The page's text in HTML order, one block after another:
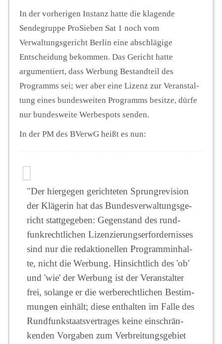
In der vorherigen Instanz hatte die klagende
Sendegruppe ProSieben Sat 1 noch vom
Verwaltungsgericht Berlin eine abschlägige
Entscheidung bekommen. Das Gericht hatte
argumentiert, dass Werbung Bestandteil des
Programms sei; wer aber eine Li­zenz zur Ver­an­stal­
tung eines bun­des­wei­ten Pro­gramms be­sit­ze, dürfe
nur bun­des­wei­te Wer­be­spots sen­den.
In der PM des BVerwG heißt es nun:
"Der hier­ge­gen ge­rich­te­ten Sprung­re­vi­si­on
der Klä­ge­rin hat das Bun­des­ver­wal­tungs­ge­
richt statt­ge­ge­ben: Ge­gen­stand des rund­
funk­recht­li­chen Li­zen­zie­rungs­er­for­der­nis­ses
sind nur die re­dak­tio­nel­len Pro­gramm­in­hal­
te, nicht die Wer­bung. Hin­sicht­lich des 'ob'
und 'wie' der Wer­bung ist der Ver­an­stal­ter
frei, so­lan­ge er die wer­be­recht­li­chen Be­stim­
mun­gen ein­hält; diese ent­hal­ten im Falle des
Rund­funk­staats­ver­tra­ges keine ein­schrän­
ken­den Vor­ga­ben zum Ver­brei­tungs­ge­biet